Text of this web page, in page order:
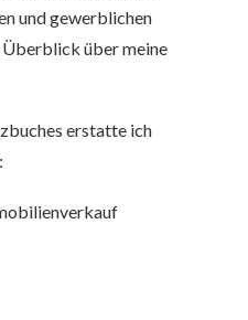
und gewerblichen
Überblick über meine
erstatte ich